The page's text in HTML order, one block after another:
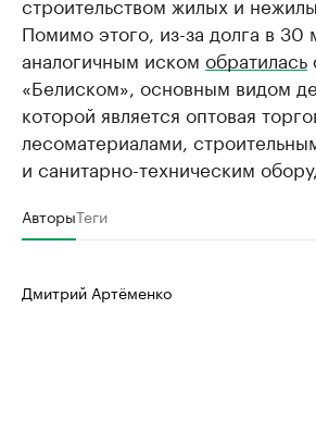
Помимо этого, из-за долга в 30
аналогичным иском обратилась
«Белиском», основным видом
которой является оптовая
лесоматериалами,
и санитарно-техническим
АвторыТеги
Дмитрий Артёменко